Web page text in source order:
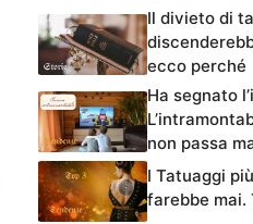
Il divieto di
ecco perché
Ha segnato
non passa
I Tatuaggi
farebbe mai.